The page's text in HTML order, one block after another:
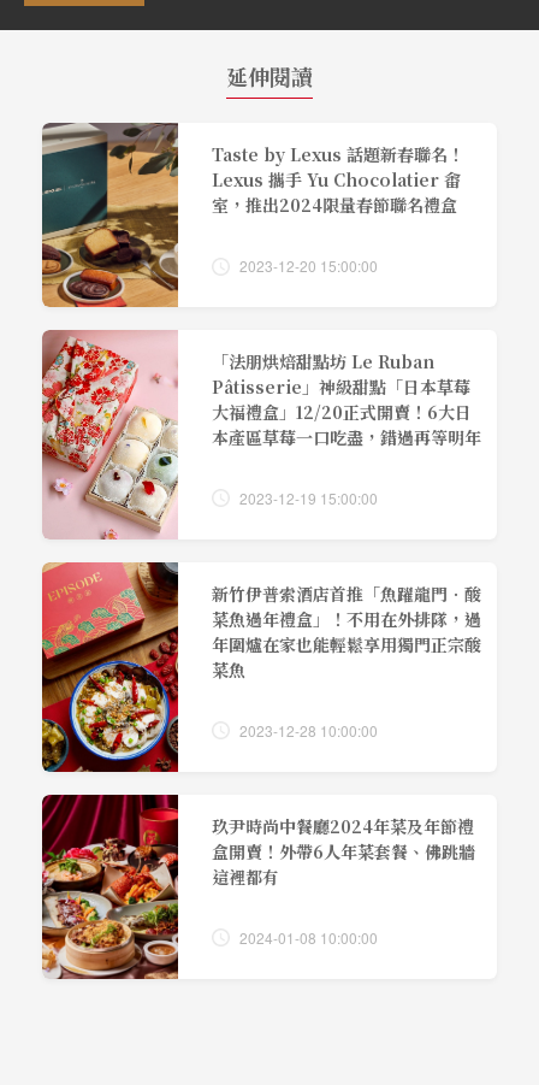
延伸閱讀
Taste by Lexus 話題新春聯名！
Lexus 攜手 Yu Chocolatier 畬
室，推出2024限量春節聯名禮盒
2023-12-20 15:00:00
「法朋烘焙甜點坊 Le Ruban
Pâtisserie」神級甜點「日本草莓
大福禮盒」12/20正式開賣！6大日
本產區草莓一口吃盡，錯過再等明年
2023-12-19 15:00:00
新竹伊普索酒店首推「魚躍龍門．酸
菜魚過年禮盒」！不用在外排隊，過
年圍爐在家也能輕鬆享用獨門正宗酸
菜魚
2023-12-28 10:00:00
玖尹時尚中餐廳2024年菜及年節禮
盒開賣！外帶6人年菜套餐、佛跳牆
這裡都有
2024-01-08 10:00:00